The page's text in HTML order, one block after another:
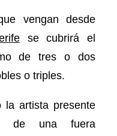
vengan desde
se cubrirá el
de tres o dos
o triples.
artista presente
de una fuera